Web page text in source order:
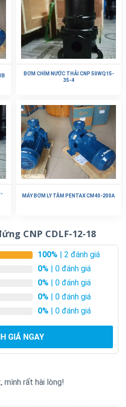
BƠM CHÌM NƯỚC THẢI CNP 50WQ15-
35-4
MÁY BƠM LY TÂM PENTAX CM40-200A
CNP CDLF-12-18
100% | 2 đánh giá
0% | 0 đánh giá
0% | 0 đánh giá
0% | 0 đánh giá
0% | 0 đánh giá
GIÁ NGAY
mình rất hài lòng!